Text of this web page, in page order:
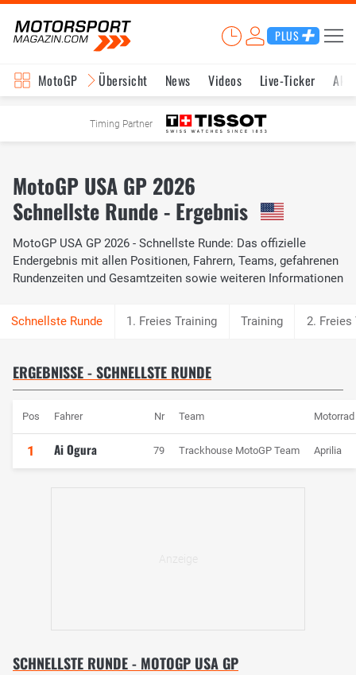
PLUS
MotoGP Übersicht News Videos Live-Ticker
Timing Partner
MotoGP USA GP 2026
Schnellste Runde - Ergebnis
MotoGP USA GP 2026 - Schnellste Runde: Das offizielle
Endergebnis mit allen Positionen, Fahrern, Teams, gefahrenen
Rundenzeiten und Gesamtzeiten sowie weiteren Informationen
1. Freies Training Training 2. Freies
ERGEBNISSE - SCHNELLSTE RUNDE
Pos Fahrer Nr Team Motorrad
1 Ai Ogura 79 Trackhouse MotoGP Team Aprilia
SCHNELLSTE RUNDE - MOTOGP USA GP